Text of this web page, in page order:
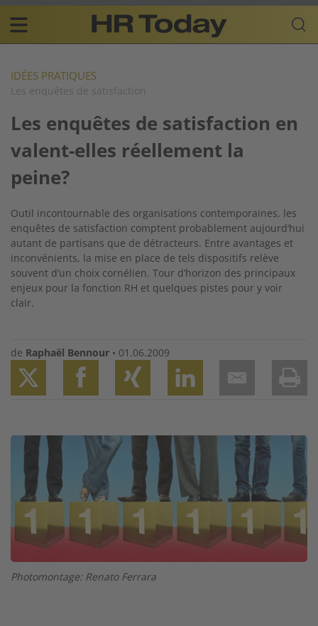
Skip
content
Plattform
für
Resources
navigation
FR
IDÉES PRATIQUES
Les enquêtes de satisfaction
Les enquêtes de satisfaction en
valent-elles réellement la
peine?
Outil incontournable des organisations contemporaines, les
enquêtes de satisfaction comptent probablement aujourd‘hui
autant de partisans que de détracteurs. Entre avantages et
inconvénients, la mise en place de tels dispositifs relève
souvent d’un choix cornélien. Tour d’horizon des principaux
enjeux pour la fonction RH et quelques pistes pour y voir
clair.
de Raphaël Bennour • 01.06.2009
Image
Photomontage: Renato Ferrara